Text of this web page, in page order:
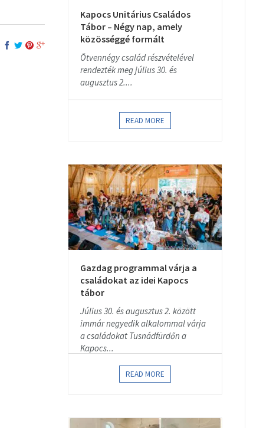
Kapocs Unitárius Családos
Tábor – Négy nap, amely
közösséggé formált
Ötvennégy család részvételével
rendezték meg július 30. és
augusztus 2....
READ MORE
Gazdag programmal várja a
családokat az idei Kapocs
tábor
Július 30. és augusztus 2. között
immár negyedik alkalommal várja
a családokat Tusnádfürdőn a
Kapocs...
READ MORE